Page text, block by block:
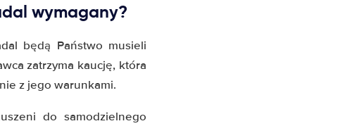
wymagany?
będą Państwo musieli
zatrzyma kaucję, która
z jego warunkami.
do samodzielnego